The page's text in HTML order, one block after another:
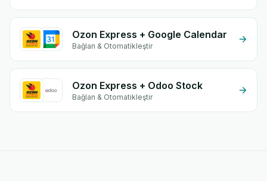
Ozon Express + Google Calendar
Bağlan & Otomatikleştir
Ozon Express + Odoo Stock
Bağlan & Otomatikleştir